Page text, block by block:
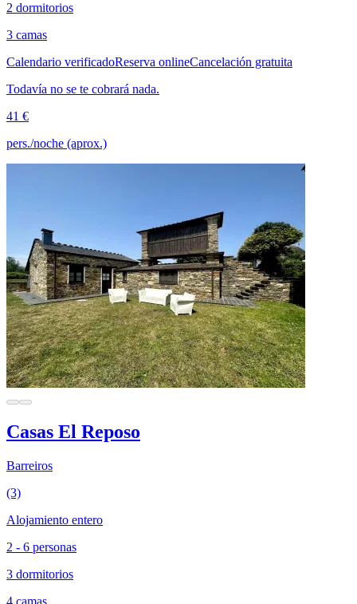
2 dormitorios
3 camas
Calendario verificadoReserva onlineCancelación gratuita
Todavía no se te cobrará nada.
41 €
pers./noche (aprox.)
Casas El Reposo
Barreiros
(3)
Alojamiento entero
2 - 6 personas
3 dormitorios